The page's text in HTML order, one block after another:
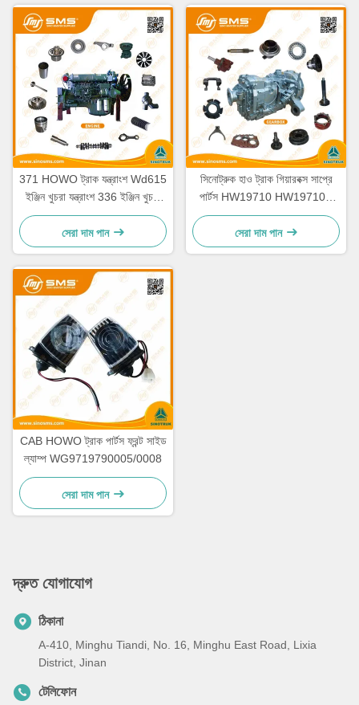
371 HOWO ট্রাক যন্ত্রাংশ Wd615
ইঞ্জিন খুচরা যন্ত্রাংশ 336 ইঞ্জিন খুচরা
যন্ত্রাংশ
সেরা দাম পান
সিনোট্রুক হাও ট্রাক গিয়ারবক্স সাপ্রে
পার্টস HW19710 HW19710T
HW19712
সেরা দাম পান
CAB HOWO ট্রাক পার্টস ফ্রন্ট সাইড
ল্যাম্প WG9719790005/0008
সেরা দাম পান
দ্রুত যোগাযোগ
ঠিকানা
A-410, Minghu Tiandi, No. 16, Minghu East Road, Lixia
District, Jinan
টেলিফোন